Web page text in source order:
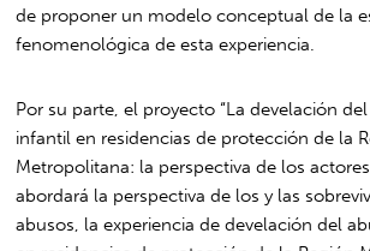
de proponer un modelo conceptual de la
fenomenológica de esta experiencia.
Por su parte, el proyecto “La develación
infantil en residencias de protección de la
Metropolitana: la perspectiva de los
abordará la perspectiva de los y las
abusos, la experiencia de develación del